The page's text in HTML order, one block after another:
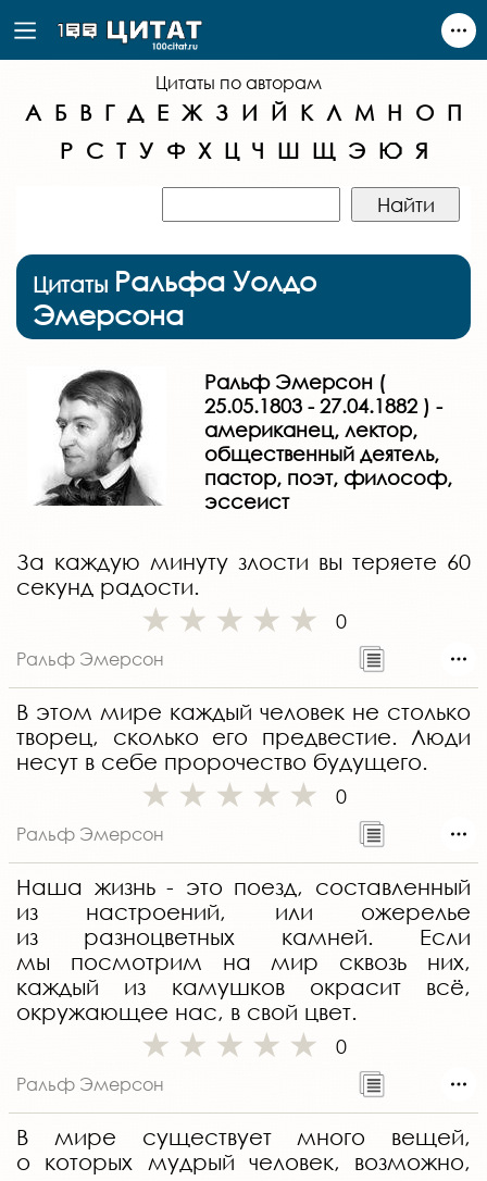
Цитаты по авторам
А Б В Г Д Е Ж З И Й К Л М Н О П
Р С Т У Ф Х Ц Ч Ш Щ Э Ю Я
Цитаты Ральфа Уолдо
Эмерсона
Ральф Эмерсон (
25.05.1803 - 27.04.1882 ) -
американец, лектор,
общественный деятель,
пастор, поэт, философ,
эссеист
За каждую минуту злости вы теряете 60
секунд радости.
0
Ральф Эмерсон
В этом мире каждый человек не столько
творец, сколько его предвестие. Люди
несут в себе пророчество будущего.
0
Ральф Эмерсон
Наша жизнь - это поезд, составленный
из настроений, или ожерелье
из разноцветных камней. Если
мы посмотрим на мир сквозь них,
каждый из камушков окрасит всё,
окружающее нас, в свой цвет.
0
Ральф Эмерсон
В мире существует много вещей,
о которых мудрый человек, возможно,